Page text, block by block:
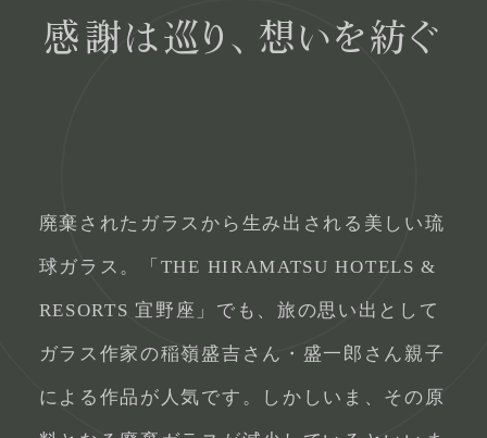
感謝は巡り、想いを紡ぐ
廃棄されたガラスから生み出される美しい琉
球ガラス。「THE HIRAMATSU HOTELS &
RESORTS 宜野座」でも、旅の思い出として
ガラス作家の稲嶺盛吉さん・盛一郎さん親子
による作品が人気です。しかしいま、その原